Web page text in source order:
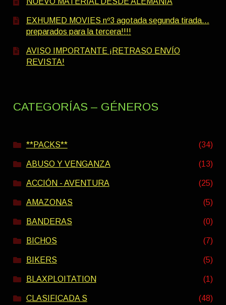
EXHUMED MOVIES nº3 agotada segunda tirada…
preparados para la tercera!!!!
AVISO IMPORTANTE ¡RETRASO ENVÍO
REVISTA!
CATEGORÍAS – GÉNEROS
**PACKS** (34)
ABUSO Y VENGANZA (13)
ACCIÓN - AVENTURA (25)
AMAZONAS (5)
BANDERAS (0)
BICHOS (7)
BIKERS (5)
BLAXPLOITATION (1)
CLASIFICADA S (48)